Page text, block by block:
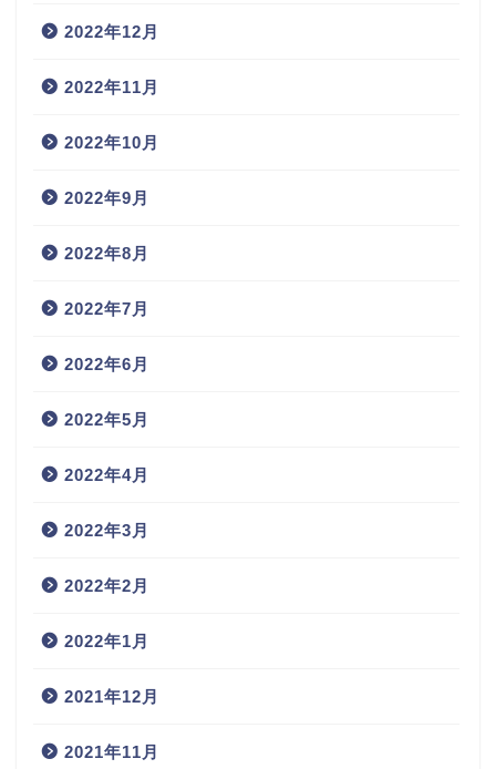
2022年12月
2022年11月
2022年10月
2022年9月
2022年8月
2022年7月
2022年6月
2022年5月
2022年4月
2022年3月
2022年2月
2022年1月
2021年12月
2021年11月